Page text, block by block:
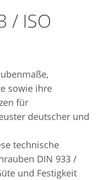
/ ISO
sowie ihre
für
deutscher und
technische
DIN 933 /
und Festigkeit